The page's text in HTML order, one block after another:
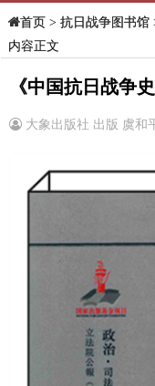
首页> 抗日战争图书馆
内容正文
《中国抗日战争
大象出版社 出版 虞和